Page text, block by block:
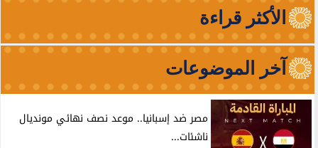
الأكثر قراءة
آخر الموضوعات
مصر ضد إسبانيا.. موعد نصف نهائي مونديال
ناشئات...